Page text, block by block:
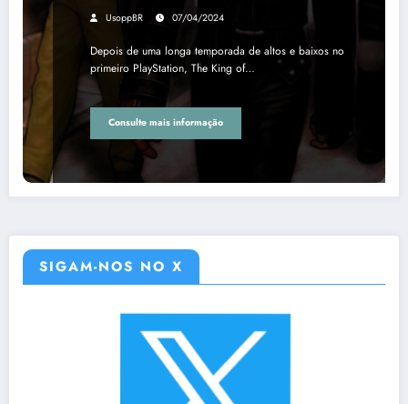
UsoppBR 07/04/2024
Depois de uma longa temporada de altos e baixos no
primeiro PlayStation, The King of…
Consulte mais informação
SIGAM-NOS NO X